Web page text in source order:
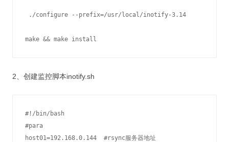
./configure --prefix=/usr/local/inotify-3.14
make && make install
2、创建监控脚本inotify.sh
#!/bin/bash
#para
host01=192.168.0.144  #rsync服务器地址